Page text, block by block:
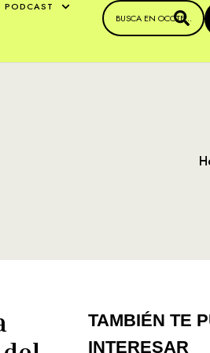
PODCAST
TAMBIÉN TE
INTERESAR